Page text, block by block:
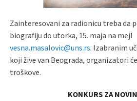
Zainteresovani za radionicu treba da
biografiju do utorka, 15. maja na mejl
vesna.masalovic@uns.rs. Izabranim
koji žive van Beograda, organizatori
troškove.
KONKURS ZA